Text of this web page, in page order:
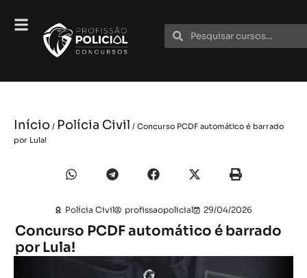
Início / Polícia Civil / Concurso PCDF automático é barrado
por Lula!
Polícia Civil profissaopolicial 29/04/2026
Concurso PCDF automático é barrado
por Lula!